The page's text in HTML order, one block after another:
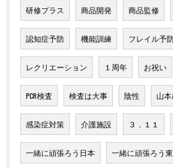
研修プラス 商品開発 商品監修
認知症予防 機能訓練 フレイル予
レクリエーション １周年 お祝い
PCR検査 検査は大事 陰性 山
感染症対策 介護施設 ３．１１
一緒に頑張ろう日本 一緒に頑張ろう